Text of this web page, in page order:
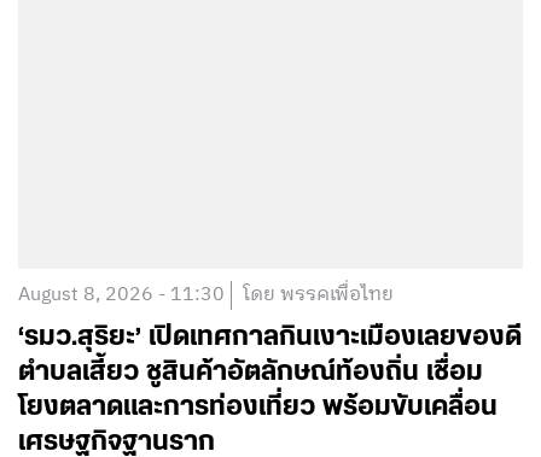
August 8, 2026 - 11:30 โดย พรรคเพื่อไทย
‘รมว.สุริยะ’ เปิดเทศกาลกินเงาะเมืองเลยของดี
ตำบลเสี้ยว ชูสินค้าอัตลักษณ์ท้องถิ่น เชื่อม
โยงตลาดและการท่องเที่ยว พร้อมขับเคลื่อน
เศรษฐกิจฐานราก